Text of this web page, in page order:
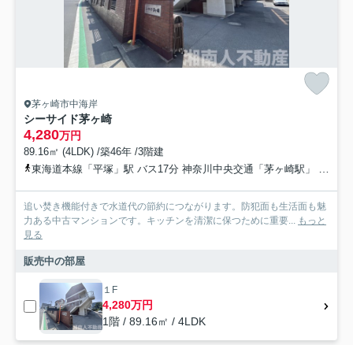
茅ヶ崎市中海岸
シーサイド茅ヶ崎
4,280万円
89.16㎡ (4LDK) /築46年 /3階建
東海道本線「平塚」駅 バス17分 神奈川中央交通「茅ヶ崎駅」 停歩20分
追い焚き機能付きで水道代の節約につながります。防犯面も生活面も魅
力ある中古マンションです。キッチンを清潔に保つために重要... もっと
見る
販売中の部屋
１F
4,280万円
1階 / 89.16㎡ / 4LDK